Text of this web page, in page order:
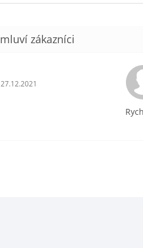
Hodnocení obchodu je 5 z 5
27.12.2021